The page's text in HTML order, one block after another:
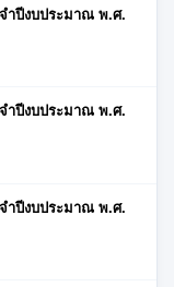
ำปีงบประมาณ พ.ศ.
ำปีงบประมาณ พ.ศ.
ำปีงบประมาณ พ.ศ.